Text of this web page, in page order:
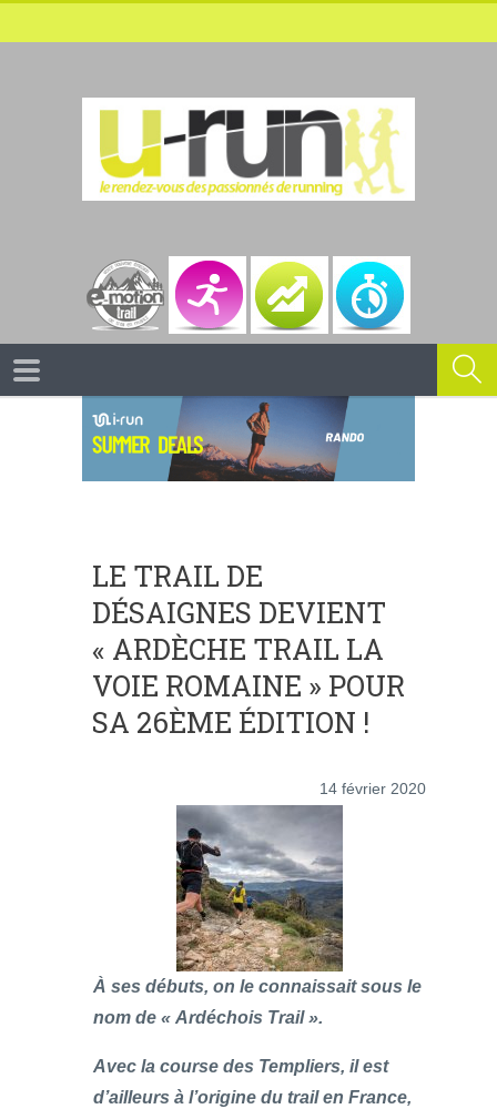
LE TRAIL DE
DÉSAIGNES DEVIENT
« ARDÈCHE TRAIL LA
VOIE ROMAINE » POUR
SA 26ÈME ÉDITION !
14 février 2020
À ses débuts, on le connaissait sous le
nom de « Ardéchois Trail ».
Avec la course des Templiers, il est
d’ailleurs à l’origine du trail en France,